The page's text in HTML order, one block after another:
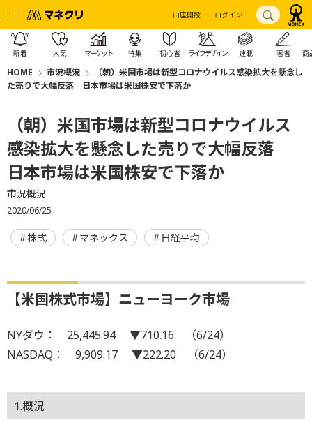
口座開設 ログイン
新着 人気 マーケット 特集 初心者 ライフデザイン 連載 著者 商
HOME 市況概況
（朝）米国市場は新型コロナウイルス感染拡大を懸念し
た売りで大幅反落 日本市場は米国株安で下落か
（朝）米国市場は新型コロナウイルス
感染拡大を懸念した売りで大幅反落
日本市場は米国株安で下落か
市況概況
2020/06/25
株式 マネックス 日経平均
【米国株式市場】ニューヨーク市場
NYダウ： 25,445.94 ▼710.16 （6/24）
NASDAQ： 9,909.17 ▼222.20 （6/24）
1.概況